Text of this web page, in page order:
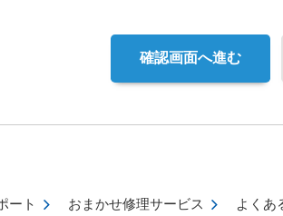
確認画面へ進む
ート おまかせ修理サービス よくあ